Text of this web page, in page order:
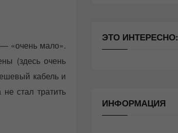
«очень мало».
(здесь очень
кабель и
стал тратить
ЭТО ИНТЕРЕСНО:
ИНФОРМАЦИЯ